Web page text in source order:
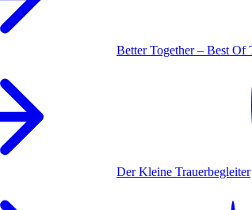
Better Together – Best Of
Der Kleine Trauerbegleiter